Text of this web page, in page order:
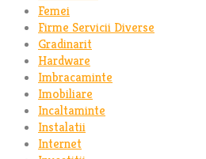
Femei
Firme Servicii Diverse
Gradinarit
Hardware
Imbracaminte
Imobiliare
Incaltaminte
Instalatii
Internet